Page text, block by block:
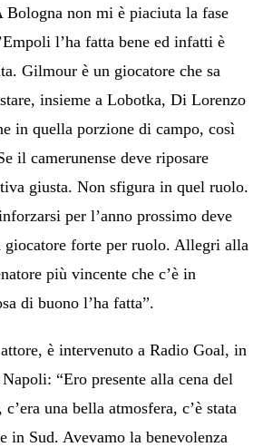
Bologna non mi è piaciuta la fase
l’ha fatta bene ed infatti è
Gilmour è un giocatore che sa
insieme a Lobotka, Di Lorenzo
in quella porzione di campo, così
il camerunense deve riposare
giusta. Non sfigura in quel ruolo.
per l’anno prossimo deve
giocatore forte per ruolo. Allegri alla
più vincente che c’è in
di buono l’ha fatta”.
è intervenuto a Radio Goal, in
“Ero presente alla cena del
una bella atmosfera, c’è stata
in Sud. Avevamo la benevolenza